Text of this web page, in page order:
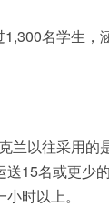
名学生，
兰以往采用的
15名或更少
时以上。